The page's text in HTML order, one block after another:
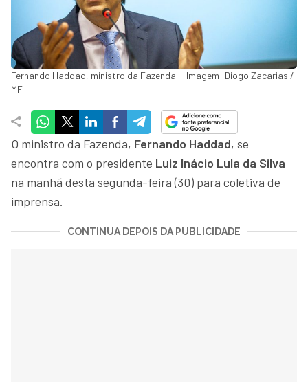
Fernando Haddad, ministro da Fazenda. - Imagem: Diogo Zacarias /
MF
O ministro da Fazenda, Fernando Haddad, se
encontra com o presidente Luiz Inácio Lula da Silva
na manhã desta segunda-feira (30) para coletiva de
imprensa.
CONTINUA DEPOIS DA PUBLICIDADE